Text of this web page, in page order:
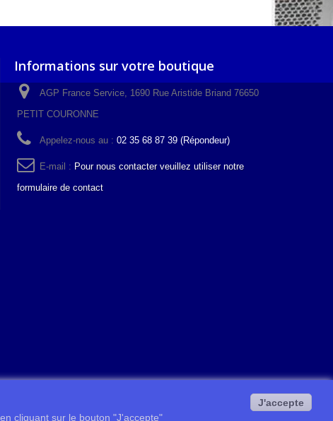
Informations sur votre boutique
AGP France Service, 1690 Rue Aristide Briand 76650
PETIT COURONNE
Appelez-nous au : 02 35 68 87 39 (Répondeur)
E-mail : Pour nous contacter veuillez utiliser notre
formulaire de contact
cliquant sur le bouton "J'accepte"
J'accepte